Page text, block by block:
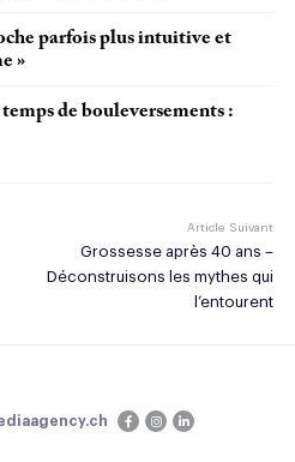
parfois plus intuitive et
»
de bouleversements :
Article Suivant
Grossesse après 40 ans –
Déconstruisons les mythes qui
l’entourent